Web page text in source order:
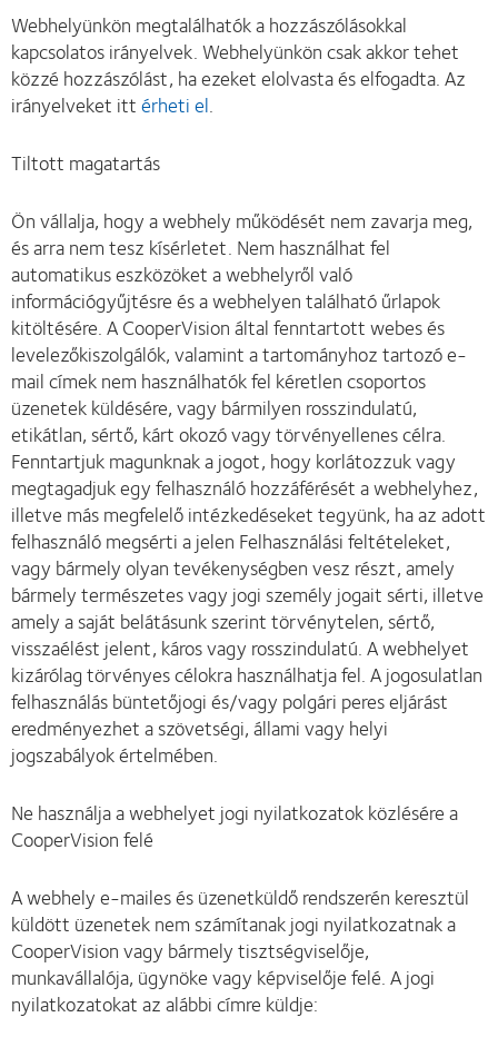
Webhelyünkön megtalálhatók a hozzászólásokkal
kapcsolatos irányelvek. Webhelyünkön csak akkor tehet
közzé hozzászólást, ha ezeket elolvasta és elfogadta. Az
irányelveket ittérheti el.
Tiltott magatartás
Ön vállalja, hogy a webhely működését nem zavarja meg,
és arra nem tesz kísérletet. Nem használhat fel
automatikus eszközöket a webhelyről való
információgyűjtésre és a webhelyen található űrlapok
kitöltésére. A CooperVision által fenntartott webes és
levelezőkiszolgálók, valamint a tartományhoz tartozó e-
mail címek nem használhatók fel kéretlen csoportos
üzenetek küldésére, vagy bármilyen rosszindulatú,
etikátlan, sértő, kárt okozó vagy törvényellenes célra.
Fenntartjuk magunknak a jogot, hogy korlátozzuk vagy
megtagadjuk egy felhasználó hozzáférését a webhelyhez,
illetve más megfelelő intézkedéseket tegyünk, ha az adott
felhasználó megsérti a jelen Felhasználási feltételeket,
vagy bármely olyan tevékenységben vesz részt, amely
bármely természetes vagy jogi személy jogait sérti, illetve
amely a saját belátásunk szerint törvénytelen, sértő,
visszaélést jelent, káros vagy rosszindulatú. A webhelyet
kizárólag törvényes célokra használhatja fel. A jogosulatlan
felhasználás büntetőjogi és/vagy polgári peres eljárást
eredményezhet a szövetségi, állami vagy helyi
jogszabályok értelmében.
Ne használja a webhelyet jogi nyilatkozatok közlésére a
CooperVision felé
A webhely e-mailes és üzenetküldő rendszerén keresztül
küldött üzenetek nem számítanak jogi nyilatkozatnak a
CooperVision vagy bármely tisztségviselője,
munkavállalója, ügynöke vagy képviselője felé. A jogi
nyilatkozatokat az alábbi címre küldje: